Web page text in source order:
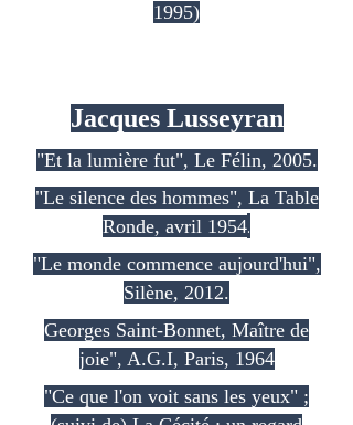
1995)
Jacques Lusseyran
"Et la lumière fut", Le Félin, 2005.
"Le silence des hommes", La Table
Ronde, avril 1954.
"Le monde commence aujourd'hui",
Silène, 2012.
Georges Saint-Bonnet, Maître de
joie", A.G.I, Paris, 1964
"Ce que l'on voit sans les yeux" ;